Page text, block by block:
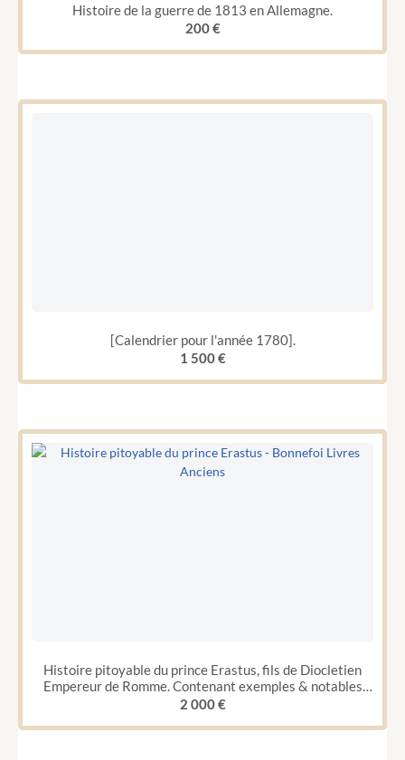
Histoire de la guerre de 1813 en Allemagne.
200€
[Calendrier pour l'année 1780].
1 500€
Histoire pitoyable du prince Erastus, fils de Diocletien
Empereur de Romme. Contenant exemples & notables
discours. Traduits d'Italien en François.
2 000€